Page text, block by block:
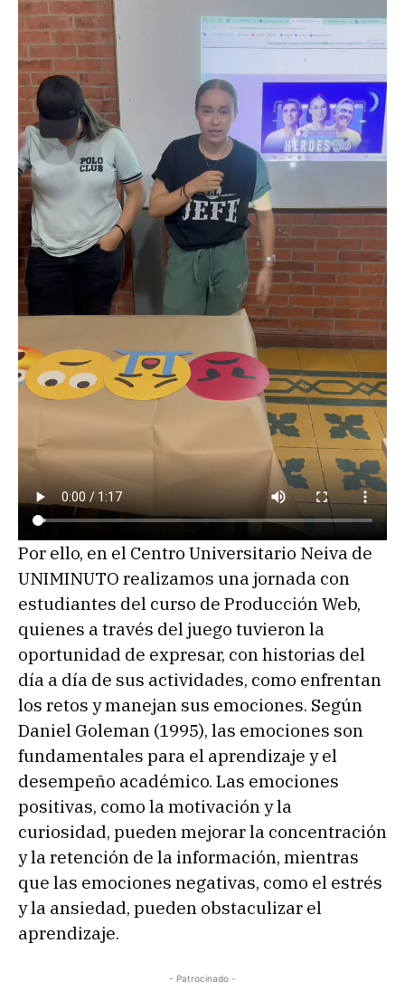
Por ello, en el Centro Universitario Neiva de
UNIMINUTO realizamos una jornada con
estudiantes del curso de Producción Web,
quienes a través del juego tuvieron la
oportunidad de expresar, con historias del
día a día de sus actividades, como enfrentan
los retos y manejan sus emociones. Según
Daniel Goleman (1995), las emociones son
fundamentales para el aprendizaje y el
desempeño académico. Las emociones
positivas, como la motivación y la
curiosidad, pueden mejorar la concentración
y la retención de la información, mientras
que las emociones negativas, como el estrés
y la ansiedad, pueden obstaculizar el
aprendizaje.
- Patrocinado -